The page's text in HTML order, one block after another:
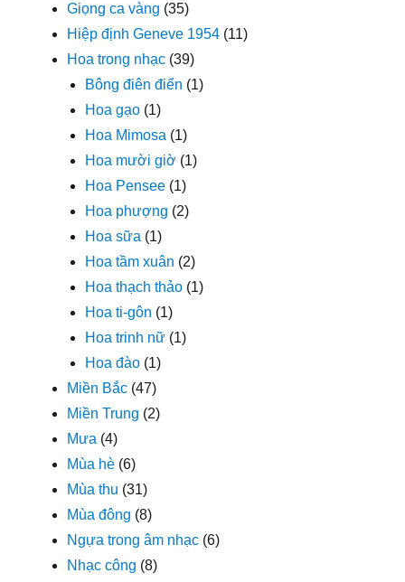
Giọng ca vàng (35)
Hiệp định Geneve 1954 (11)
Hoa trong nhạc (39)
Bông điên điển (1)
Hoa gạo (1)
Hoa Mimosa (1)
Hoa mười giờ (1)
Hoa Pensee (1)
Hoa phượng (2)
Hoa sữa (1)
Hoa tầm xuân (2)
Hoa thạch thảo (1)
Hoa ti-gôn (1)
Hoa trinh nữ (1)
Hoa đào (1)
Miền Bắc (47)
Miền Trung (2)
Mưa (4)
Mùa hè (6)
Mùa thu (31)
Mùa đông (8)
Ngựa trong âm nhạc (6)
Nhạc công (8)